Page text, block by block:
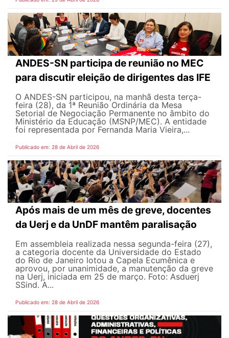
ANDES-SN participa de reunião no MEC
para discutir eleição de dirigentes das IFE
O ANDES-SN participou, na manhã desta terça-
feira (28), da 1ª Reunião Ordinária da Mesa
Setorial de Negociação Permanente no âmbito do
Ministério da Educação (MSNP/MEC). A entidade
foi representada por Fernanda Maria Vieira,...
Publicado em: 28 de Abril de 2026
Após mais de um mês de greve, docentes
da Uerj e da UnDF mantêm paralisação
Em assembleia realizada nessa segunda-feira (27),
a categoria docente da Universidade do Estado
do Rio de Janeiro lotou a Capela Ecumênica e
aprovou, por unanimidade, a manutenção da greve
na Uerj, iniciada em 25 de março. Foto: Asduerj
SSind. A...
Publicado em: 28 de Abril de 2026